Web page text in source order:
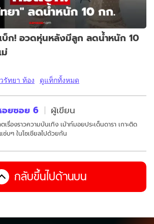
ก! อวดหุ่นหลังมีลูก ลดน้ำหนัก 10
รัทยา ท้อง ดูแท็กทั้งหมด
อยซอย 6 ผู้เขียน
เรื่องราวความบันเทิง เม้าท์มอยประเด็นดารา เกาะติด
ซ่บๆ ในโซเชียลไปด้วยกัน
กลับขึ้นไปด้านบน